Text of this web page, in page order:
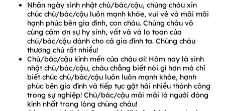
Nhân ngày sinh nhật chú/bác/cậu, chúng cháu xin
chúc chú/bác/cậu luôn mạnh khỏe, vui vẻ và mãi mãi
hạnh phúc bên gia đình, con cháu. Chúng cháu vô
cùng cảm ơn sự hy sinh, vất vả và lo toan của
chú/bác/cậu dành cho cả gia đình ta. Chúng cháu
thương chú rất nhiều!
Chú/bác/cậu kính mến của cháu ơi! Hôm nay là sinh
nhật chú/bác/cậu, cháu chẳng biết nói gì hơn mà chỉ
biết chúc chú/bác/cậu luôn luôn mạnh khỏe, hạnh
phúc bên gia đình và tiếp tục gặt hái nhiều thành công
trong sự nghiệp! Chú/bác/cậu mãi mãi là người đáng
kính nhất trong lòng chúng cháu!